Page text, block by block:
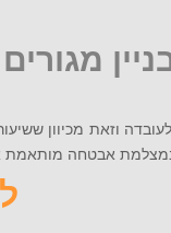
מגורים
וזאת מכיוון
מותאמת אישית. אם חשוב